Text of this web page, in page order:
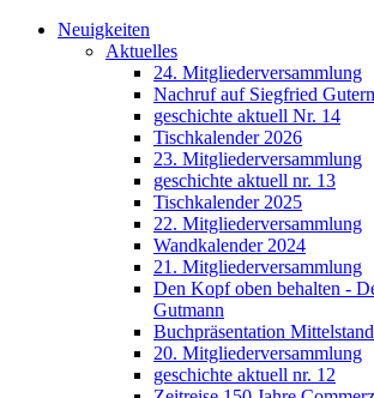
Neuigkeiten
Aktuelles
24. Mitgliederversammlung
Nachruf auf Siegfried
geschichte aktuell Nr. 14
Tischkalender 2026
23. Mitgliederversammlung
geschichte aktuell nr. 13
Tischkalender 2025
22. Mitgliederversammlung
Wandkalender 2024
21. Mitgliederversammlung
Den Kopf oben behalten -
Gutmann
Buchpräsentation
20. Mitgliederversammlung
geschichte aktuell nr. 12